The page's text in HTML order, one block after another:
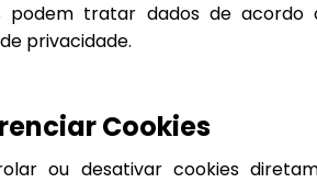
podem tratar dados de acordo
privacidade.
Cookies
ou desativar cookies